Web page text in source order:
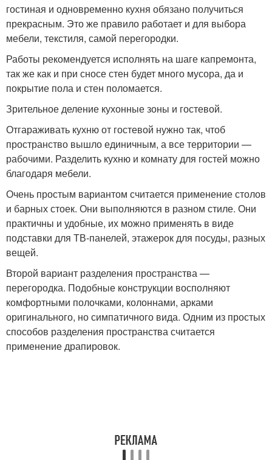
гостиная и одновременно кухня обязано получиться
прекрасным. Это же правило работает и для выбора
мебели, текстиля, самой перегородки.
Работы рекомендуется исполнять на шаге капремонта,
так же как и при сносе стен будет много мусора, да и
покрытие пола и стен поломается.
Зрительное деление кухонные зоны и гостевой.
Отгараживать кухню от гостевой нужно так, чтоб
пространство вышло единичным, а все территории —
рабочими. Разделить кухню и комнату для гостей можно
благодаря мебели.
Очень простым вариантом считается применение столов
и барных стоек. Они выполняются в разном стиле. Они
практичны и удобные, их можно применять в виде
подставки для ТВ-панелей, этажерок для посуды, разных
вещей.
Второй вариант разделения пространства —
перегородка. Подобные конструкции восполняют
комфортными полочками, колоннами, арками
оригинального, но симпатичного вида. Одним из простых
способов разделения пространства считается
применение драпировок.